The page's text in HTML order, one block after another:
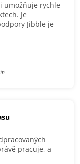
umožňuje rychle
Je
Jibble je
pracuje, a